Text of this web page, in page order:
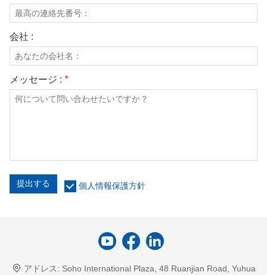
会社 :
メッセージ : *
提出する 個人情報保護方針
アドレス: Soho International Plaza, 48 Ruanjian Road, Yuhua